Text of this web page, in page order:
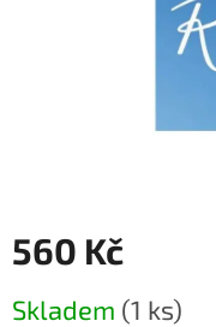
560 Kč
cena:
Skladem (1 ks)